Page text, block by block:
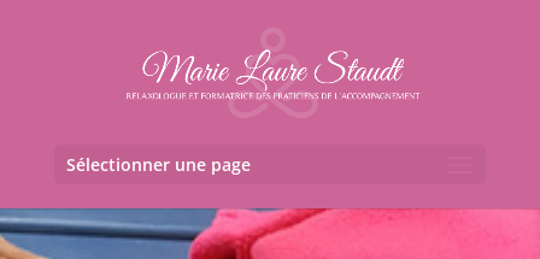
Sélectionner une page